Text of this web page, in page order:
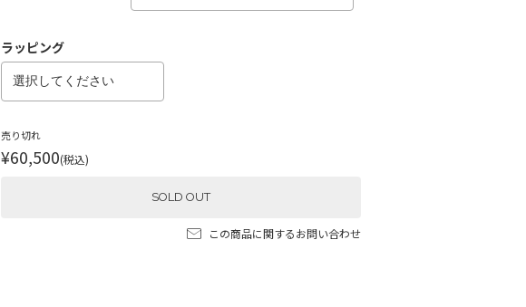
ラッピング
売り切れ
¥60,500(税込)
SOLD OUT
この商品に関するお問い合わせ